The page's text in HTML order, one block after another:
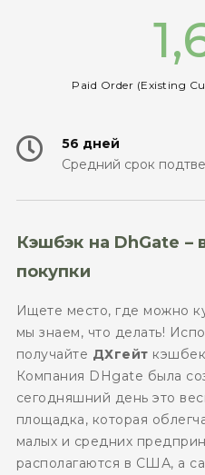
Paid Order (Existing
56 дней
Средний срок
Кэшбэк на DhGate –
покупки
Ищете место, где можно
мы знаем, что делать!
получайте ДХгейт
Компания DHgate была
сегодняшний день это
площадка, которая
малых и средних
располагаются в США, а